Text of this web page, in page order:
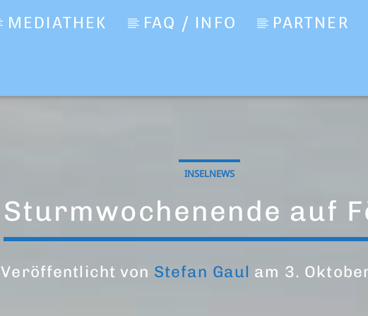
MEDIATHEK FAQ / INFO PARTNER
INSELNEWS
Sturmwochenende auf
Veröffentlicht von Stefan Gaul am 3.